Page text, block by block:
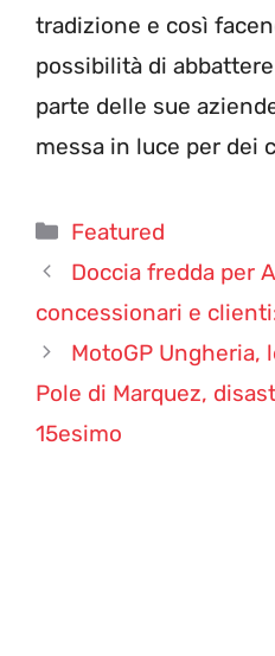
tradizione e così
possibilità di
parte delle sue
messa in luce per dei
Categorie
Featured
Doccia fredda per
concessionari e
MotoGP Ungheria,
Pole di Marquez,
15esimo